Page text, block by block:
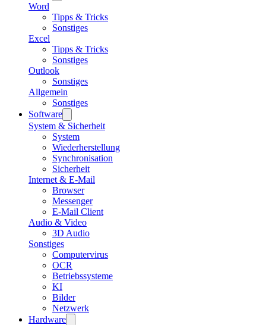
Word
Tipps & Tricks
Sonstiges
Excel
Tipps & Tricks
Sonstiges
Outlook
Sonstiges
Allgemein
Sonstiges
Software
System & Sicherheit
System
Wiederherstellung
Synchronisation
Sicherheit
Internet & E-Mail
Browser
Messenger
E-Mail Client
Audio & Video
3D Audio
Sonstiges
Computervirus
OCR
Betriebssysteme
KI
Bilder
Netzwerk
Hardware